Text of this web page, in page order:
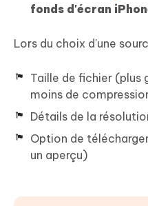
fonds d'écran
Lors du choix d'une
Taille de fichier (plus
moins de
Détails de la
Option de
un aperçu)